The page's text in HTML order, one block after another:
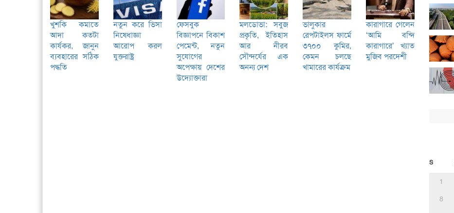
খুশকি কমাতে
আদা কতটা
কার্যকর, জানুন
ব্যবহারের সঠিক
পদ্ধতি
নতুন করে ভিসা
নিষেধাজ্ঞা
আরোপ করল
যুক্তরাষ্ট্র
ফেসবুক
বিজ্ঞাপনে বিকাশ
পেমেন্ট, নতুন
সুযোগের
অপেক্ষায় দেশের
উদ্যোক্তারা
মলডোভা: সবুজ
প্রকৃতি, ইতিহাস
আর নীরব
সৌন্দর্যের এক
অনন্য দেশ
ভালুকার
রেপটাইলস ফার্মে
৩৭০০ কুমির,
কেমন চলছে
খামারের কার্যক্রম
কারাগারে গেলেন
‘আমি বন্দি
কারাগারে’ খ্যাত
মুজিব পরদেশী
S
1
8